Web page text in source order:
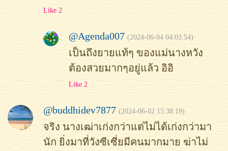
Like 2
@Agenda007 (2024-06-04 04:03:54)
เป็นถึงยายแท้ๆ ของแม่นางหวัง
ต้องสวยมากๆอยู่แล้ว อิอิ
Like 2
@buddhidev7877 (2024-06-02 15:38:19)
จริง นางเฒ่าเก่งกว่าแต่ไม่ได้เก่งกว่ามา
นัก ยิ่งมาที่วังซีเซี่ยมีคนมากมาย ฆ่าไม่